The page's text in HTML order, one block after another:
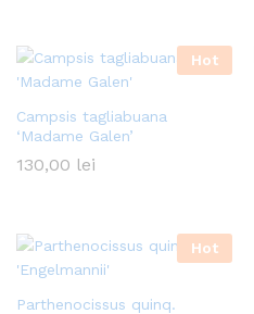
Hot
Campsis tagliabuana
‘Madame Galen’
130,00 lei
Hot
Parthenocissus quinq.